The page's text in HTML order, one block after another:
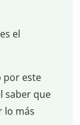
el
por este
saber que
lo más